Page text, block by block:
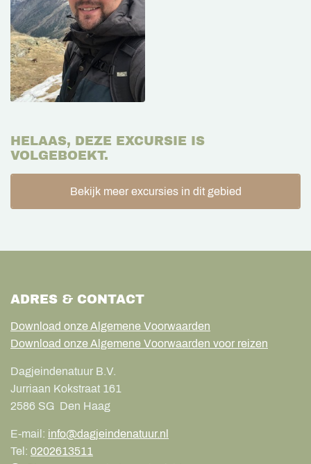
HELAAS, DEZE EXCURSIE IS
VOLGEBOEKT.
Bekijk meer excursies in dit gebied
ADRES & CONTACT
Download onze Algemene Voorwaarden
Download onze Algemene Voorwaarden voor reizen
Dagjeindenatuur B.V.
Jurriaan Kokstraat 161
2586 SG Den Haag
E-mail: info@dagjeindenatuur.nl
Tel: 0202613511